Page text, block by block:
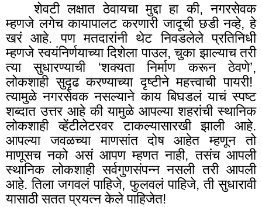
शेवटी लक्षात ठेवायचा मुद्दा हा की, नगरसेवक
म्हणजे लगेच कायापालट करणारी जादूची छडी नव्हे, हे
खरं आहे. पण मतदारांनी थेट निवडलेले प्रतिनिधी
म्हणजे स्वयंनिर्णयाच्या दिशेला पाउल, चुका झाल्याच तरी
त्या सुधारण्याची ‘शक्यता निर्माण करून ठेवणे’,
लोकशाही सुदृढ करण्याच्या दृष्टीने महत्त्वाची पायरी!
त्यामुळे नगरसेवक नसल्याने काय बिघडलं याचं स्पष्ट
शब्दात उत्तर आहे की यामुळे आपल्या शहरांची स्थानिक
लोकशाही व्हेंटीलेटरवर टाकल्यासारखी झाली आहे.
आपल्या जवळच्या माणसांत दोष आहेत म्हणून तो
माणूसच नको असं आपण म्हणत नाही, तसंच आपली
स्थानिक लोकशाही सर्वगुणसंपन्न नसली तरी आपली
आहे. तिला जगवलं पाहिजे, फुलवलं पाहिजे, ती सुधारावी
यासाठी सतत प्रयत्न केले पाहिजेत!